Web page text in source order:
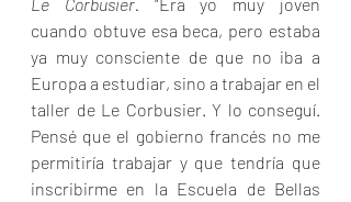
Le Corbusier.
"Era yo muy joven
cuando obtuve esa beca, pero estaba
ya muy consciente de que no iba a
Europa a estudiar, sino a trabajar en el
taller de Le Corbusier. Y lo conseguí.
Pensé que el gobierno francés no me
permitiría trabajar y que tendría que
inscribirme en la Escuela de Bellas